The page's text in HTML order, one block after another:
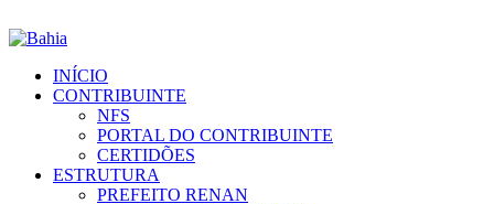
INÍCIO
CONTRIBUINTE
NFS
PORTAL DO CONTRIBUINTE
CERTIDÕES
ESTRUTURA
PREFEITO RENAN